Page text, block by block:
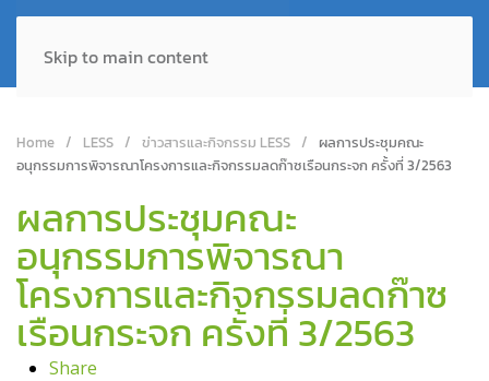
Skip to main content
Home LESS ข่าวสารและกิจกรรม LESS
ผลการประชุมคณะ
อนุกรรมการพิจารณาโครงการและกิจกรรมลดก๊าซเรือนกระจก ครั้งที่ 3/2563
ผลการประชุมคณะ
อนุกรรมการพิจารณา
โครงการและกิจกรรมลดก๊าซ
เรือนกระจก ครั้งที่ 3/2563
Share